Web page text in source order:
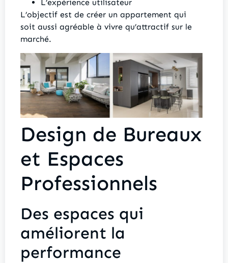
L’expérience utilisateur
L’objectif est de créer un appartement qui
soit aussi agréable à vivre qu’attractif sur le
marché.
Design de Bureaux
et Espaces
Professionnels
Des espaces qui
améliorent la
performance